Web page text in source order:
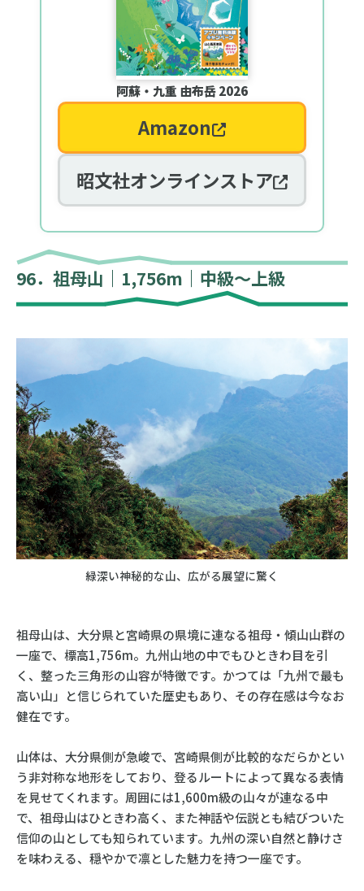
阿蘇・九重 由布岳 2026
Amazon
昭文社オンラインストア
96．祖母山｜1,756m｜中級～上級
緑深い神秘的な山、広がる展望に驚く
祖母山は、大分県と宮崎県の県境に連なる祖母・傾山山群の
一座で、標高1,756m。九州山地の中でもひときわ目を引
く、整った三角形の山容が特徴です。かつては「九州で最も
高い山」と信じられていた歴史もあり、その存在感は今なお
健在です。
山体は、大分県側が急峻で、宮崎県側が比較的なだらかとい
う非対称な地形をしており、登るルートによって異なる表情
を見せてくれます。周囲には1,600m級の山々が連なる中
で、祖母山はひときわ高く、また神話や伝説とも結びついた
信仰の山としても知られています。九州の深い自然と静けさ
を味わえる、穏やかで凛とした魅力を持つ一座です。